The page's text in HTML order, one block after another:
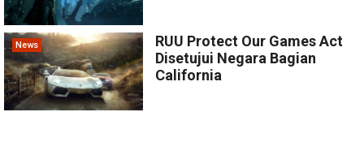
News
RUU Protect Our Games Act
Disetujui Negara Bagian
California